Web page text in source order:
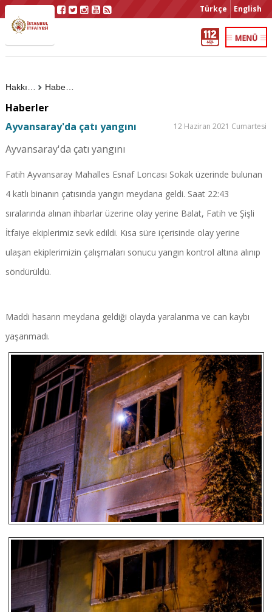
Türkçe English
Haberler
Haberler
Ayvansaray'da çatı yangını
12 Haziran 2021 Cumartesi
Ayvansaray'da çatı yangını
Fatih Ayvansaray Mahalles Esnaf Loncası Sokak üzerinde bulunan
4 katlı binanın çatısında yangın meydana geldi. Saat 22:43
sıralarında alınan ihbarlar üzerine olay yerine Balat, Fatih ve Şişli
İtfaiye ekiplerimiz sevk edildi. Kısa süre içerisinde olay yerine
ulaşan ekiplerimizin çalışmaları sonucu yangın kontrol altına alınıp
söndürüldü.
Maddi hasarın meydana geldiği olayda yaralanma ve can kaybı
yaşanmadı.